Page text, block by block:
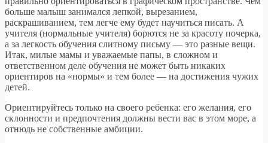
больше малыш занимался лепкой, вырезанием,
раскрашиванием, тем легче ему будет научиться писать. А
учителя (нормальные учителя) борются не за красоту почерка,
а за легкость обучения слитному письму — это разные вещи.
Итак, милые мамы и уважаемые папы, в сложном и
ответственном деле обучения не может быть никаких
ориентиров на «нормы» и тем более — на достижения чужих
детей.
Ориентируйтесь только на своего ребенка: его желания, его
склонности и предпочтения должны вести вас в этом море, а
отнюдь не собственные амбиции.